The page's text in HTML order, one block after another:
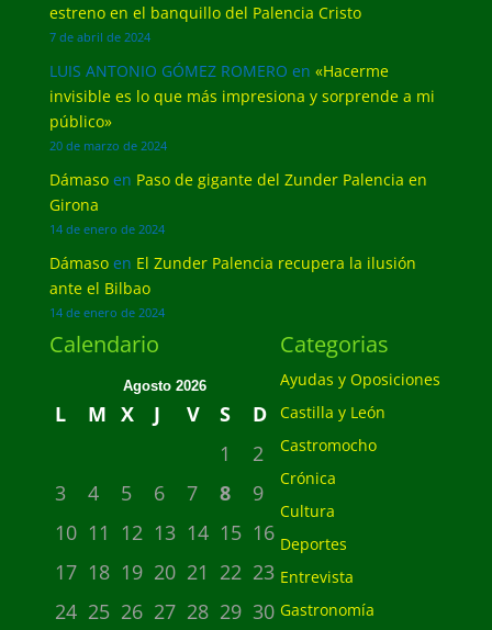
estreno en el banquillo del Palencia Cristo
7 de abril de 2024
LUIS ANTONIO GÓMEZ ROMERO en «Hacerme
invisible es lo que más impresiona y sorprende a mi
público»
20 de marzo de 2024
Dámasoen Paso de gigante del Zunder Palencia en
Girona
14 de enero de 2024
Dámasoen El Zunder Palencia recupera la ilusión
ante el Bilbao
14 de enero de 2024
Calendario
Agosto 2026
L M X J V S
D
1
2
3
4 5 6 7 8
9
10 11 12 13 14 15 16
17 18 19 20 21 22 23
24 25 26 27 28 29 30
Categorias
Ayudas y Oposiciones
Castilla y León
Castromocho
Crónica
Cultura
Deportes
Entrevista
Gastronomía